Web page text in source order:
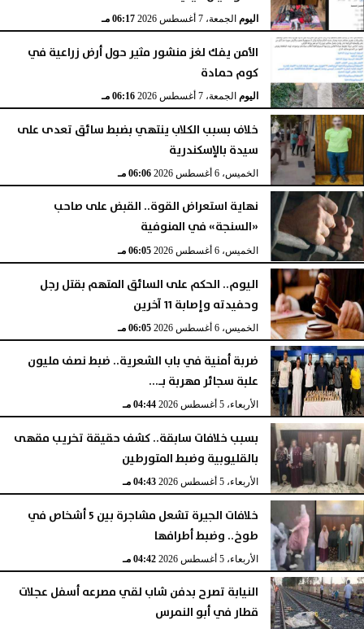
اليومالجمعة، 7 أغسطس 2026 06:17 مـ
الأمن يفك لغز منشور مثير حول أرض زراعية في
كوم حمادة
اليومالجمعة، 7 أغسطس 2026 06:16 مـ
خلاف بسبب الكلاب ينتهي بضبط سائق تعدى على
سيدة بالإسكندرية
الخميس، 6 أغسطس 2026 06:06 مـ
نهاية استعراض القوة.. القبض على صاحب
«السنجة» في المنوفية
الخميس، 6 أغسطس 2026 06:05 مـ
اليوم.. الحكم على السائق المتهم بقتل رجل
وحفيدته وإصابة 11 آخرين
الخميس، 6 أغسطس 2026 06:05 مـ
ضربة أمنية في باب الشعرية.. ضبط نصف مليون
علبة سجائر مهربة بـ...
الأربعاء، 5 أغسطس 2026 04:44 مـ
بسبب خلافات سابقة.. كشف حقيقة تخريب مقهى
بالقليوبية وضبط المتورطين
الأربعاء، 5 أغسطس 2026 04:43 مـ
خلافات الجيرة تشعل مشاجرة بين 5 أشخاص في
طوخ.. وضبط أطرافها
الأربعاء، 5 أغسطس 2026 04:42 مـ
النيابة تصرح بدفن شاب لقي مصرعه أسفل عجلات
قطار في أبو النمرس